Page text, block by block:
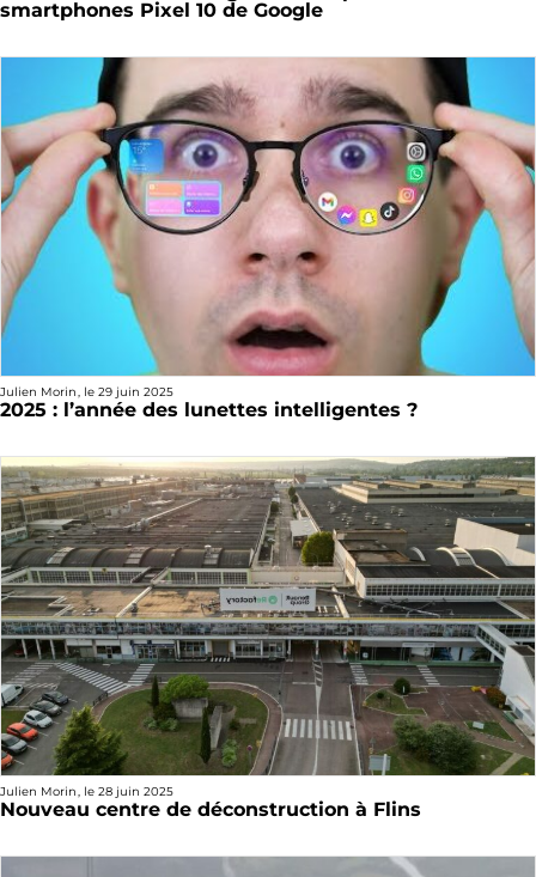
smartphones Pixel 10 de Google
Julien Morin, le 29 juin 2025
2025 : l’année des lunettes intelligentes ?
Julien Morin, le 28 juin 2025
Nouveau centre de déconstruction à Flins